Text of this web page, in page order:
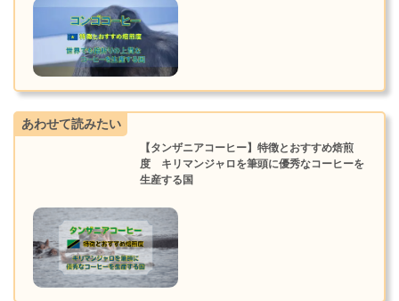
あわせて読みたい
【タンザニアコーヒー】特徴とおすすめ焙煎
度 キリマンジャロを筆頭に優秀なコーヒーを
生産する国